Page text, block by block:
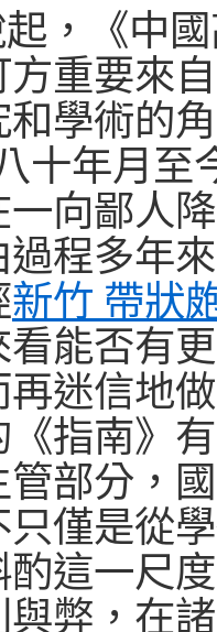
，《中
重要來
學術的
十年月至
向鄙人
程多年
新竹 帶狀
能否有
迷信地
指南》
部分，
僅是從
這一尺
弊，在